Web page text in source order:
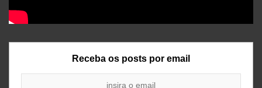
Receba os posts por email